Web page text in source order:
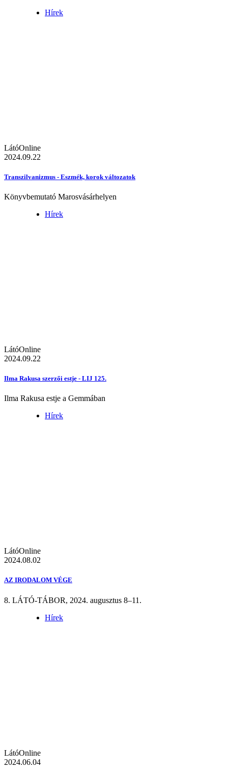
Hírek
LátóOnline
2024.09.22
Transzilvanizmus - Eszmék, korok változatok
Könyvbemutató Marosvásárhelyen
Hírek
LátóOnline
2024.09.22
Ilma Rakusa szerzői estje - LIJ 125.
Ilma Rakusa estje a Gemmában
Hírek
LátóOnline
2024.08.02
AZ IRODALOM VÉGE
8. LÁTÓ-TÁBOR, 2024. augusztus 8–11.
Hírek
LátóOnline
2024.06.04